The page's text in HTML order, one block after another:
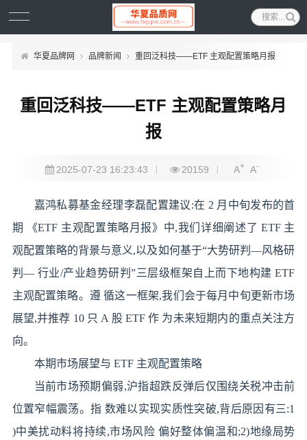
华夏品牌网 品牌新闻 重回泛科技——ETF 主观配置策略月报
重回泛科技——ETF 主观配置策略月
报
2025-07-23 16:23:43 20159 A+ A-
嘉鸿私募基金经理李磊配置建议:在 2 月中旬发布的首
期 《ETF 主观配置策略月报》中,我们详细阐述了 ETF 主
观配置策略的背景与意义,以及如何基于“大势研判—风格研
判— 行业/产业趋势研判”三层级框架自上而下地构建 ETF
主观配置策略。遵 循这一框架,我们会于每月中旬更新市场
展望,并推荐 10 只 A 股 ETF 作 为未来短期内的重点关注方
向。
本期市场展望与 ETF 主观配置策略
当前市场预期偏弱,沪指超跌反弹后仅围绕关税冲击前
位置窄幅震荡。指 数难以实现实质性突破,背后原因有三:1
)中美扰动料将持续,市场风险 偏好整体偏温和;2)地缘局势